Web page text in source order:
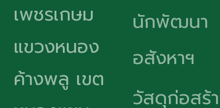
เพชรเกษม
แขวงหนอง
ค้างพลู เขต
นักพัฒนา
อสังหาฯ
วัสดุก่อสร้